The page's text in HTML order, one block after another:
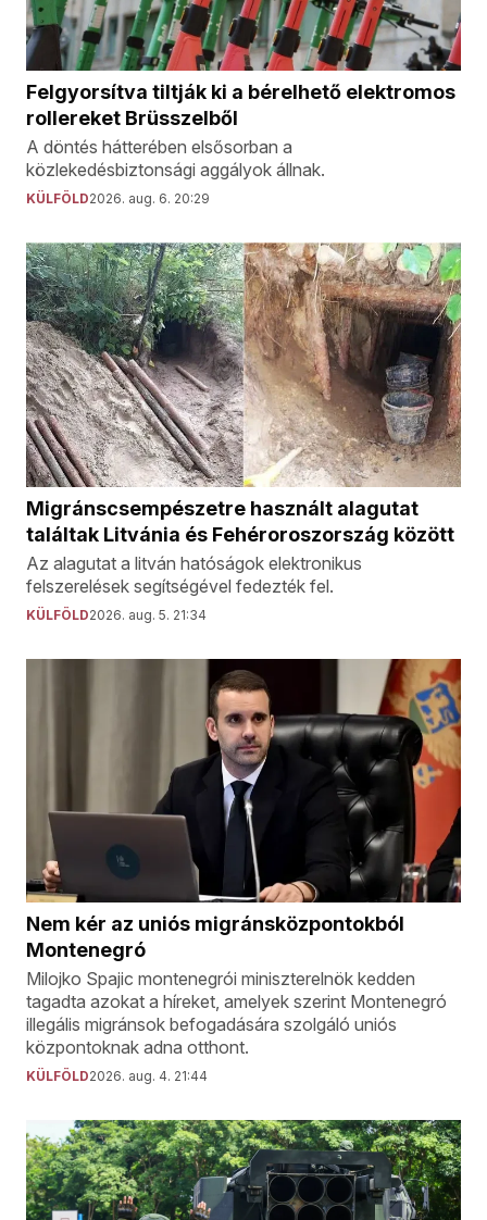
Felgyorsítva tiltják ki a bérelhető elektromos
rollereket Brüsszelből
A döntés hátterében elsősorban a
közlekedésbiztonsági aggályok állnak.
KÜLFÖLD2026. aug. 6. 20:29
Migránscsempészetre használt alagutat
találtak Litvánia és Fehéroroszország között
Az alagutat a litván hatóságok elektronikus
felszerelések segítségével fedezték fel.
KÜLFÖLD2026. aug. 5. 21:34
Nem kér az uniós migránsközpontokból
Montenegró
Milojko Spajic montenegrói miniszterelnök kedden
tagadta azokat a híreket, amelyek szerint Montenegró
illegális migránsok befogadására szolgáló uniós
központoknak adna otthont.
KÜLFÖLD2026. aug. 4. 21:44